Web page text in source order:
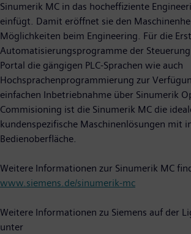
Sinumerik MC in das hocheffiziente
einfügt. Damit eröffnet sie den
Möglichkeiten beim Engineering. Für die
Automatisierungsprogramme der
Portal die gängigen PLC-Sprachen wie auch
Hochsprachenprogrammierung zur
einfachen Inbetriebnahme über Sinumerik
Commisioning ist die Sinumerik MC die
kundenspezifische Maschinenlösungen mit
Bedienoberfläche.
Weitere Informationen zur Sinumerik MC
www.siemens.de/sinumerik-mc
Weitere Informationen zu Siemens auf der
unter